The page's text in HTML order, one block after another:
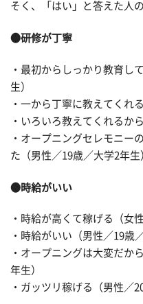
そく、「はい」と答えた人
●研修が丁寧
・最初からしっかり教育し
生）
・一から丁寧に教えてくれ
・いろいろ教えてくれるか
・オープニングセレモニー
た（男性／19歳／大学2年生
●時給がいい
・時給が高くて稼げる（女
・時給がいい（男性／19歳
・オープニングは大変だか
年生）
・ガッツリ稼げる（男性／